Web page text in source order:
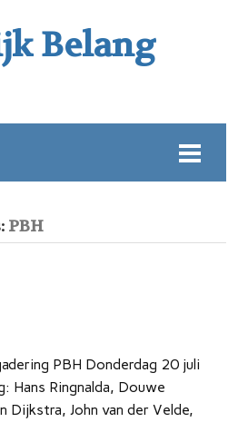
Belang
PBH
PBH Donderdag 20 juli
Hans Ringnalda, Douwe
Dijkstra, John van der Velde,